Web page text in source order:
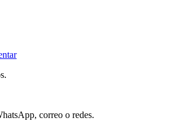
correo o redes.